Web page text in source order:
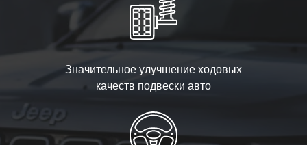
Значительное улучшение ходовых
качеств подвески авто